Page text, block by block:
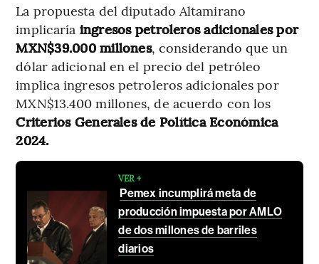
La propuesta del diputado Altamirano
implicaría ingresos petroleros adicionales por
MXN$39.000 millones, considerando que un
dólar adicional en el precio del petróleo
implica ingresos petroleros adicionales por
MXN$13.400 millones, de acuerdo con los
Criterios Generales de Política Económica
2024.
VER +
Pemex incumplirá meta de
producción impuesta por AMLO
de dos millones de barriles
diarios